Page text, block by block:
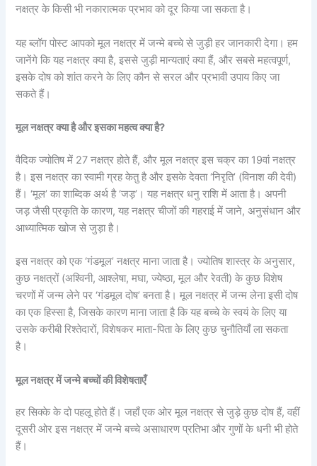
नक्षत्र के किसी भी नकारात्मक प्रभाव को दूर किया जा सकता है।
यह ब्लॉग पोस्ट आपको मूल नक्षत्र में जन्मे बच्चे से जुड़ी हर जानकारी देगा। हम
जानेंगे कि यह नक्षत्र क्या है, इससे जुड़ी मान्यताएं क्या हैं, और सबसे महत्वपूर्ण,
इसके दोष को शांत करने के लिए कौन से सरल और प्रभावी उपाय किए जा
सकते हैं।
मूल नक्षत्र क्या है और इसका महत्व क्या है?
वैदिक ज्योतिष में 27 नक्षत्र होते हैं, और मूल नक्षत्र इस चक्र का 19वां नक्षत्र
है। इस नक्षत्र का स्वामी ग्रह केतु है और इसके देवता ‘निरृति’ (विनाश की देवी)
हैं। ‘मूल’ का शाब्दिक अर्थ है ‘जड़’। यह नक्षत्र धनु राशि में आता है। अपनी
जड़ जैसी प्रकृति के कारण, यह नक्षत्र चीजों की गहराई में जाने, अनुसंधान और
आध्यात्मिक खोज से जुड़ा है।
इस नक्षत्र को एक ‘गंडमूल’ नक्षत्र माना जाता है। ज्योतिष शास्त्र के अनुसार,
कुछ नक्षत्रों (अश्विनी, आश्लेषा, मघा, ज्येष्ठा, मूल और रेवती) के कुछ विशेष
चरणों में जन्म लेने पर ‘गंडमूल दोष’ बनता है। मूल नक्षत्र में जन्म लेना इसी दोष
का एक हिस्सा है, जिसके कारण माना जाता है कि यह बच्चे के स्वयं के लिए या
उसके करीबी रिश्तेदारों, विशेषकर माता-पिता के लिए कुछ चुनौतियाँ ला सकता
है।
मूल नक्षत्र में जन्मे बच्चों की विशेषताएँ
हर सिक्के के दो पहलू होते हैं। जहाँ एक ओर मूल नक्षत्र से जुड़े कुछ दोष हैं, वहीं
दूसरी ओर इस नक्षत्र में जन्मे बच्चे असाधारण प्रतिभा और गुणों के धनी भी होते
हैं।